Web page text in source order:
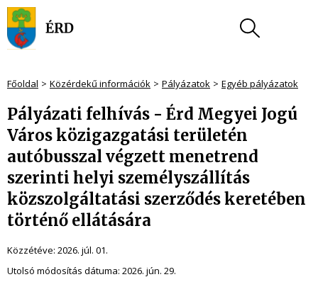
Főoldal Közérdekű információk Pályázatok Egyéb pályázatok
Pályázati felhívás - Érd Megyei Jogú
Város közigazgatási területén
autóbusszal végzett menetrend
szerinti helyi személyszállítás
közszolgáltatási szerződés keretében
történő ellátására
Közzétéve: 2026. júl. 01.
Utolsó módosítás dátuma: 2026. jún. 29.